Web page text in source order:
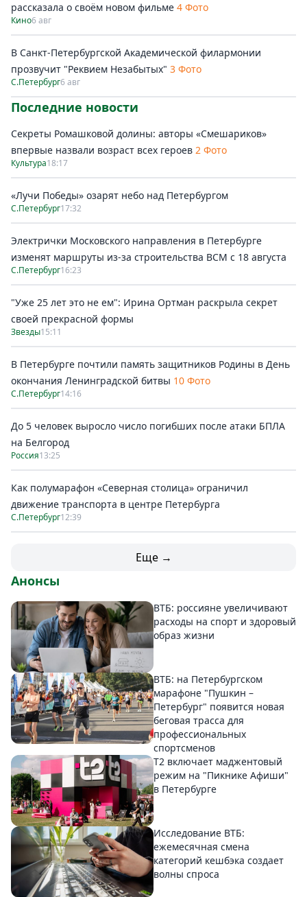
рассказала о своём новом фильме 4 Фото
Кино6 авг
В Санкт-Петербургской Академической филармонии
прозвучит "Реквием Незабытых" 3 Фото
С.Петербург6 авг
Последние новости
Секреты Ромашковой долины: авторы «Смешариков»
впервые назвали возраст всех героев 2 Фото
Культура18:17
«Лучи Победы» озарят небо над Петербургом
С.Петербург17:32
Электрички Московского направления в Петербурге
изменят маршруты из-за строительства ВСМ с 18 августа
С.Петербург16:23
"Уже 25 лет это не ем": Ирина Ортман раскрыла секрет
своей прекрасной формы
Звезды15:11
В Петербурге почтили память защитников Родины в День
окончания Ленинградской битвы 10 Фото
С.Петербург14:16
До 5 человек выросло число погибших после атаки БПЛА
на Белгород
Россия13:25
Как полумарафон «Северная столица» ограничил
движение транспорта в центре Петербурга
С.Петербург12:39
Еще →
Анонсы
ВТБ: россияне увеличивают
расходы на спорт и здоровый
образ жизни
ВТБ: на Петербургском
марафоне "Пушкин –
Петербург" появится новая
беговая трасса для
профессиональных
спортсменов
Т2 включает маджентовый
режим на "Пикнике Афиши"
в Петербурге
Исследование ВТБ:
ежемесячная смена
категорий кешбэка создает
волны спроса